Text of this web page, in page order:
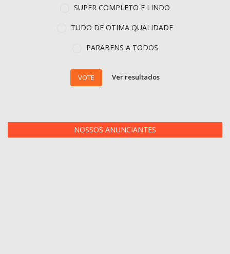
SUPER COMPLETO E LINDO
TUDO DE OTIMA QUALIDADE
PARABENS A TODOS
VOTE Ver resultados
NOSSOS ANUNCIANTES